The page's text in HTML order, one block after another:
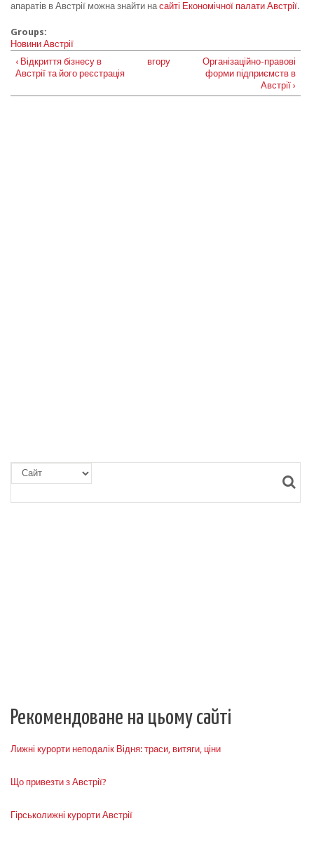
апаратів в Австрії можна знайти насайті Економічної палати Австрії.
Groups:
Новини Австрії
‹ Відкриття бізнесу в
Австрії та його реєстрація
вгору
Організаційно-правові
форми підприємств в
Австрії ›
Рекомендоване на цьому сайті
Лижні курорти неподалік Відня: траси, витяги, ціни
Що привезти з Австрії?
Гірськолижні курорти Австрії